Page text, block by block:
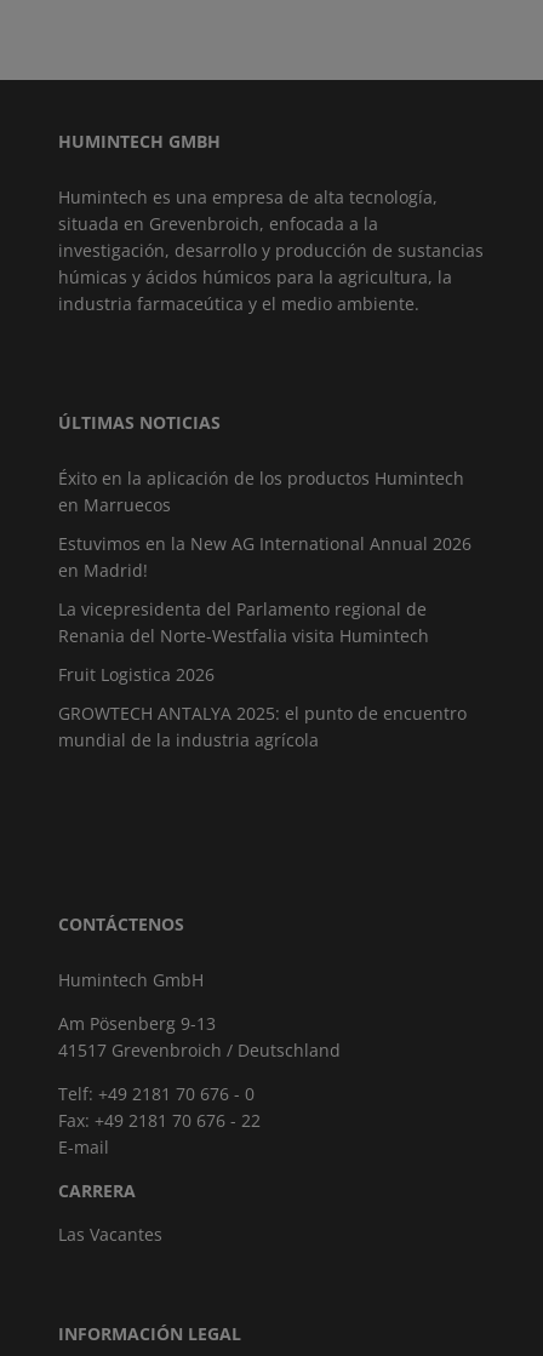
HUMINTECH GMBH
Humintech es una empresa de alta tecnología,
situada en Grevenbroich, enfocada a la
investigación, desarrollo y producción de sustancias
húmicas y ácidos húmicos para la agricultura, la
industria farmaceútica y el medio ambiente.
ÚLTIMAS NOTICIAS
Éxito en la aplicación de los productos Humintech
en Marruecos
Estuvimos en la New AG International Annual 2026
en Madrid!
La vicepresidenta del Parlamento regional de
Renania del Norte-Westfalia visita Humintech
Fruit Logistica 2026
GROWTECH ANTALYA 2025: el punto de encuentro
mundial de la industria agrícola
CONTÁCTENOS
Humintech GmbH
Am Pösenberg 9-13
41517 Grevenbroich / Deutschland
Telf: +49 2181 70 676 - 0
Fax: +49 2181 70 676 - 22
E-mail
CARRERA
Las Vacantes
INFORMACIÓN LEGAL